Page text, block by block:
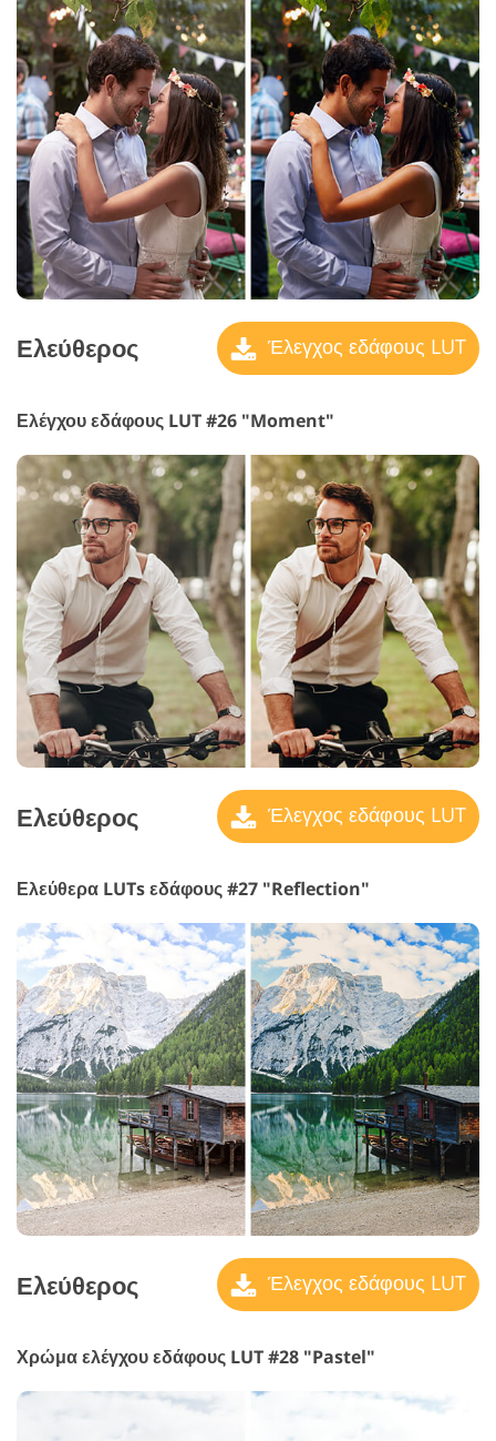
Ελεύθερος Έλεγχος εδάφους LUT
Ελέγχου εδάφους LUT #26 "Moment"
Ελεύθερος Έλεγχος εδάφους LUT
Ελεύθερα LUTs εδάφους #27 "Reflection"
Ελεύθερος Έλεγχος εδάφους LUT
Χρώμα ελέγχου εδάφους LUT #28 "Pastel"